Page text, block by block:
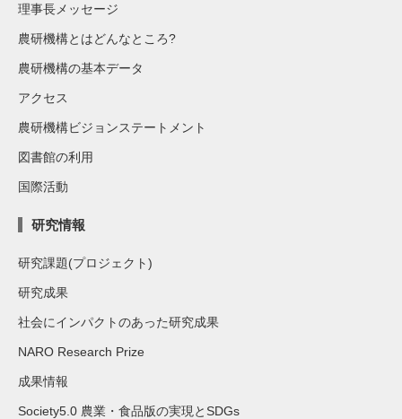
理事長メッセージ
農研機構とはどんなところ?
農研機構の基本データ
アクセス
農研機構ビジョンステートメント
図書館の利用
国際活動
研究情報
研究課題(プロジェクト)
研究成果
社会にインパクトのあった研究成果
NARO Research Prize
成果情報
Society5.0 農業・食品版の実現とSDGs